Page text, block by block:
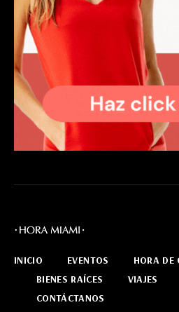
INICIO EVENTOS HORA DE
BIENES RAÍCES
VIAJES
CONTÁCTANOS